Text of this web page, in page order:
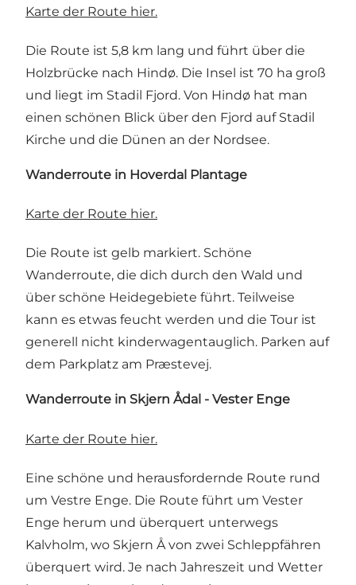
Karte der Route hier.
Die Route ist 5,8 km lang und führt über die
Holzbrücke nach Hindø. Die Insel ist 70 ha groß
und liegt im Stadil Fjord. Von Hindø hat man
einen schönen Blick über den Fjord auf Stadil
Kirche und die Dünen an der Nordsee.
Wanderroute in Hoverdal Plantage
Karte der Route hier.
Die Route ist gelb markiert. Schöne
Wanderroute, die dich durch den Wald und
über schöne Heidegebiete führt. Teilweise
kann es etwas feucht werden und die Tour ist
generell nicht kinderwagentauglich. Parken auf
dem Parkplatz am Præstevej.
Wanderroute in Skjern Ådal - Vester Enge
Karte der Route hier.
Eine schöne und herausfordernde Route rund
um Vestre Enge. Die Route führt um Vester
Enge herum und überquert unterwegs
Kalvholm, wo Skjern Å von zwei Schleppfähren
überquert wird. Je nach Jahreszeit und Wetter